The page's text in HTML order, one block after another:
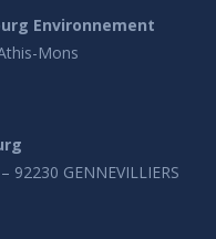
Environnement
Mons
GENNEVILLIERS